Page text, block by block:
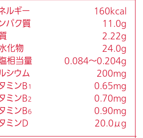
動した時に」と書いてあります
運動した時に飲むとよいでしょ
どこで購入できますか？
はなく、若い方がリハビリをす
ですか？
くらいですか？
くらい飲めばよいですか？
ルギー
160kcal
パク質
11.0g
2.22g
化物
24.0g
相当量
0.084〜0.204g
シウム
200mg
ミンB1
0.65mg
ミンB2
0.70mg
ミンB6
0.90mg
ミンD
20.0μg